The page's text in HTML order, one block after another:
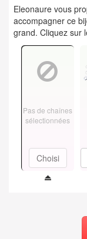
Eleonaure vous
accompagner ce
grand. Cliquez sur
Pas de chaînes
sélectionnées
Choisi